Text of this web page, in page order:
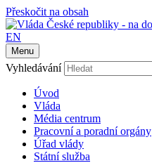
Přeskočit na obsah
EN
Menu
Vyhledávání
Úvod
Vláda
Média centrum
Pracovní a poradní orgány
Úřad vlády
Státní služba